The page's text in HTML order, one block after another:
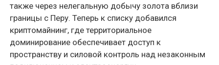
также через нелегальную добычу золота вблизи
границы с Перу. Теперь к списку добавился
криптомайнинг, где территориальное
доминирование обеспечивает доступ к
пространству и силовой контроль над незаконным